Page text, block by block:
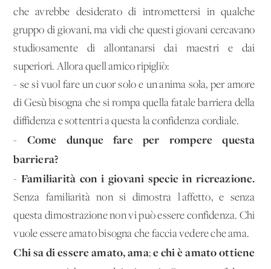
che avrebbe desiderato di intromettersi in qualche
gruppo di giovani, ma vidi che questi giovani cercavano
studiosamente di allontanarsi dai maestri e dai
superiori. Allora quell'amico ripigliò:
- se si vuol fare un cuor solo e un'anima sola, per amore
di Gesù bisogna che si rompa quella fatale barriera della
diffidenza e sottentri a questa la confidenza cordiale.
- Come dunque fare per rompere questa
barriera?
- Familiarità con i giovani specie in ricreazione.
Senza familiarità non si dimostra l'affetto, e senza
questa dimostrazione non vi può essere confidenza. Chi
vuole essere amato bisogna che faccia vedere che ama.
Chi sa di essere amato, ama; e chi è amato ottiene